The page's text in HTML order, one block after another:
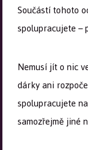
Součástí tohoto
spolupracujete –
Nemusí jít o nic
dárky ani
spolupracujete
samozřejmě jiné